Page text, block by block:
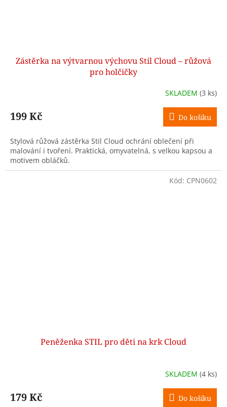
Zástěrka na výtvarnou výchovu Stil Cloud – růžová
pro holčičky
SKLADEM (3 ks)
199 Kč Do košíku
Stylová růžová zástěrka Stil Cloud ochrání oblečení při
malování i tvoření. Praktická, omyvatelná, s velkou kapsou a
motivem obláčků.
Peněženka STIL pro děti na krk Cloud
SKLADEM (4 ks)
179 Kč Do košíku
Kód: CPN0602